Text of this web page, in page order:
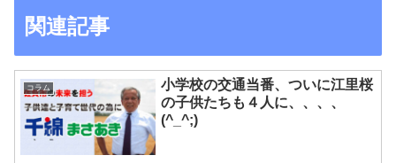
関連記事
コラム
小学校の交通当番、ついに江里桜
の子供たちも４人に、、、、
(^_^;)